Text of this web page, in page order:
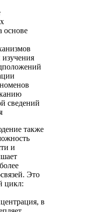
основе
сведений
также
и
Это
цикл:
в